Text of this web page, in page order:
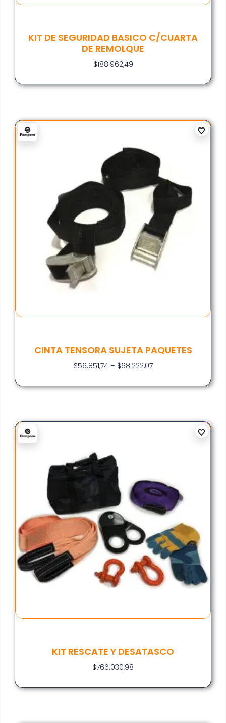
KIT DE SEGURIDAD BASICO C/CUARTA
DE REMOLQUE
$188.962,49
CINTA TENSORA SUJETA PAQUETES
$56.851,74 – $68.222,07
KIT RESCATE Y DESATASCO
$766.030,98